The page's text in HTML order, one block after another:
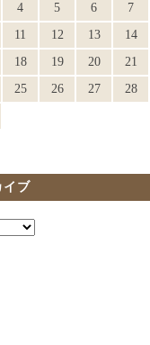
4 5 6 7
11 12 13 14
18 19 20 21
25 26 27 28
イブ